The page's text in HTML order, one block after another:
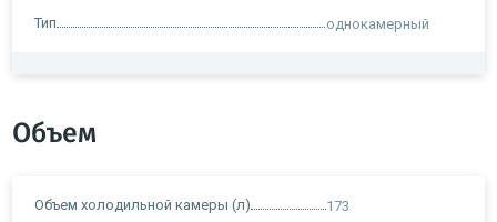
Тип однокамерный
Объем
Объем холодильной камеры (л) 173